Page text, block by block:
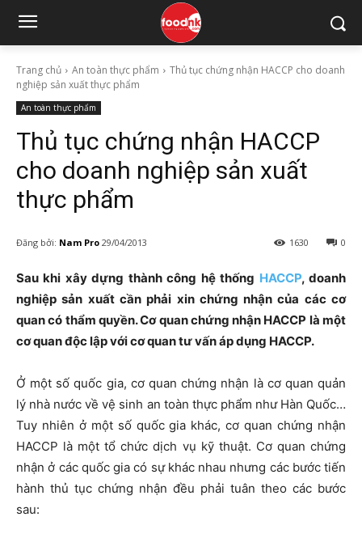
Trang chủ An toàn thực phẩm
Thủ tục chứng nhận HACCP cho doanh
nghiệp sản xuất thực phẩm
An toàn thực phẩm
Thủ tục chứng nhận HACCP
cho doanh nghiệp sản xuất
thực phẩm
Đăng bởi: Nam Pro 29/04/2013 0
1630
Sau khi xây dựng thành công hệ thống HACCP, doanh
nghiệp sản xuất cần phải xin chứng nhận của các cơ
quan có thẩm quyền. Cơ quan chứng nhận HACCP là một
cơ quan độc lập với cơ quan tư vấn áp dụng HACCP.
Ở một số quốc gia, cơ quan chứng nhận là cơ quan quản
lý nhà nước về vệ sinh an toàn thực phẩm như Hàn Quốc…
Tuy nhiên ở một số quốc gia khác, cơ quan chứng nhận
HACCP là một tổ chức dịch vụ kỹ thuật. Cơ quan chứng
nhận ở các quốc gia có sự khác nhau nhưng các bước tiến
hành thủ tục chứng nhận đều phải tuân theo các bước
sau: